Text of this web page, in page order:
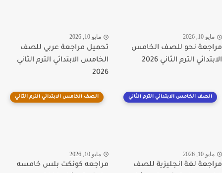
10, 2026
نحو للصف الخامس
الترم الثاني 2026
مايو 10, 2026
تحميل مراجعة عربي للصف
الخامس الابتدائي الترم الثاني
2026
الصف الخامس الابتدائي الترم الثاني
10, 2026
لغة انجليزية للصف
الصف الخامس الابتدائي الترم الثاني
مايو 10, 2026
مراجعه كونكت بلس خامسه